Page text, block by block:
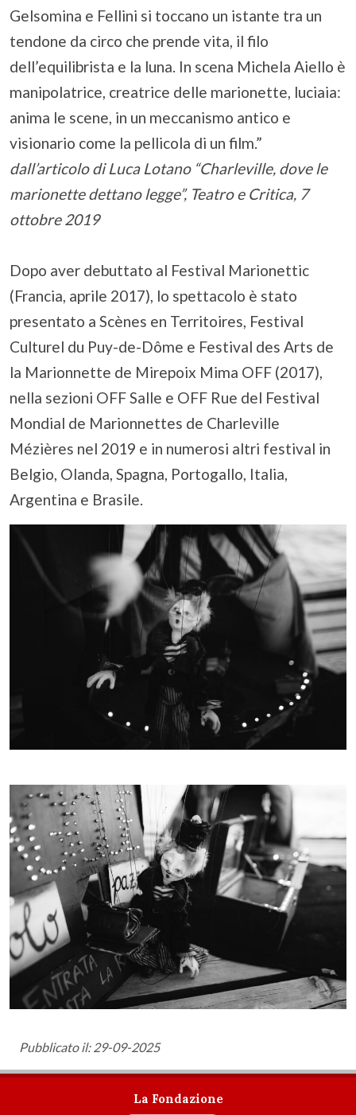
Gelsomina e Fellini si toccano un istante tra un
tendone da circo che prende vita, il filo
dell’equilibrista e la luna. In scena Michela Aiello è
manipolatrice, creatrice delle marionette, luciaia:
anima le scene, in un meccanismo antico e
visionario come la pellicola di un film.”
dall’articolo di Luca Lotano “Charleville, dove le
marionette dettano legge”, Teatro e Critica, 7
ottobre 2019
Dopo aver debuttato al Festival Marionettic
(Francia, aprile 2017), lo spettacolo è stato
presentato a Scènes en Territoires, Festival
Culturel du Puy-de-Dôme e Festival des Arts de
la Marionnette de Mirepoix Mima OFF (2017),
nella sezioni OFF Salle e OFF Rue del Festival
Mondial de Marionnettes de Charleville
Mézières nel 2019 e in numerosi altri festival in
Belgio, Olanda, Spagna, Portogallo, Italia,
Argentina e Brasile.
Pubblicato il: 29-09-2025
La Fondazione